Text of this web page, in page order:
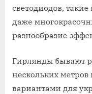
светодиодов,
даже
разнообразие
Гирлянды бывают
нескольких
вариантами для